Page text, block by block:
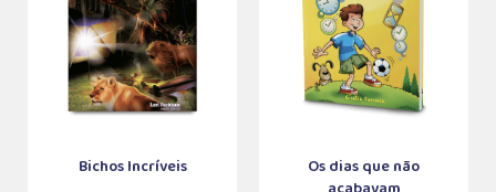
Bichos Incríveis
Os dias que não